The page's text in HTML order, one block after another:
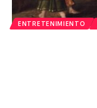
ENTRETENIMIENTO